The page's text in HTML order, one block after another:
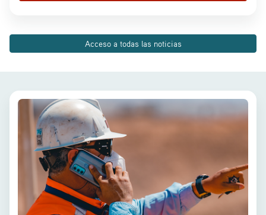
Acceso a todas las noticias